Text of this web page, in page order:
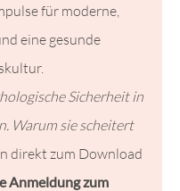
für moderne,
eine gesunde
Sicherheit in
Warum sie scheitert
direkt zum Download
Anmeldung zum